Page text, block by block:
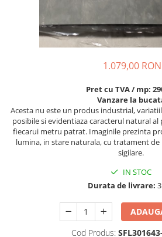
1.079,00 RON
Pret cu TVA / mp:
Vanzare la
Acesta nu este un produs industrial,
posibile si evidentiaza caracterul natural
fiecarui metru patrat. Imaginile prezinta
lumina, in stare naturala, cu tratament
sigilare.
IN STOC
Durata de livrare:
Cod Produs: